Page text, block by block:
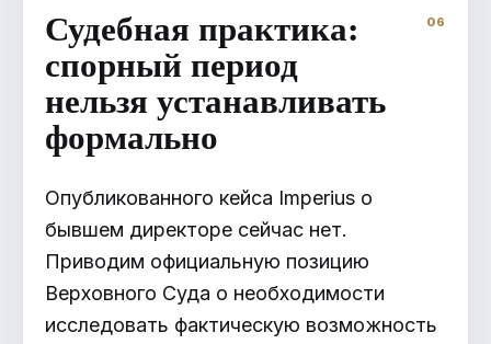
Судебная практика:
спорный период
нельзя устанавливать
формально
Опубликованного кейса Imperius о
бывшем директоре сейчас нет.
Приводим официальную позицию
Верховного Суда о необходимости
исследовать фактическую возможность